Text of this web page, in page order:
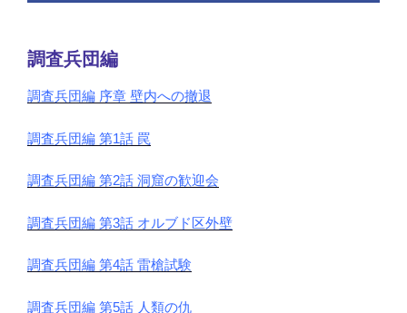
調査兵団編
調査兵団編 序章 壁内への撤退
調査兵団編 第1話 罠
調査兵団編 第2話 洞窟の歓迎会
調査兵団編 第3話 オルブド区外壁
調査兵団編 第4話 雷槍試験
調査兵団編 第5話 人類の仇